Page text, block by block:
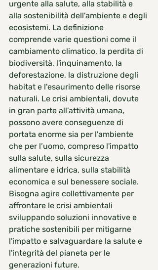
urgente alla salute, alla stabilità e
alla sostenibilità dell'ambiente e degli
ecosistemi. La definizione
comprende varie questioni come il
cambiamento climatico, la perdita di
biodiversità, l'inquinamento, la
deforestazione, la distruzione degli
habitat e l'esaurimento delle risorse
naturali. Le crisi ambientali, dovute
in gran parte all’attività umana,
possono avere conseguenze di
portata enorme sia per l'ambiente
che per l’uomo, compreso l'impatto
sulla salute, sulla sicurezza
alimentare e idrica, sulla stabilità
economica e sul benessere sociale.
Bisogna agire collettivamente per
affrontare le crisi ambientali
sviluppando soluzioni innovative e
pratiche sostenibili per mitigarne
l'impatto e salvaguardare la salute e
l'integrità del pianeta per le
generazioni future.